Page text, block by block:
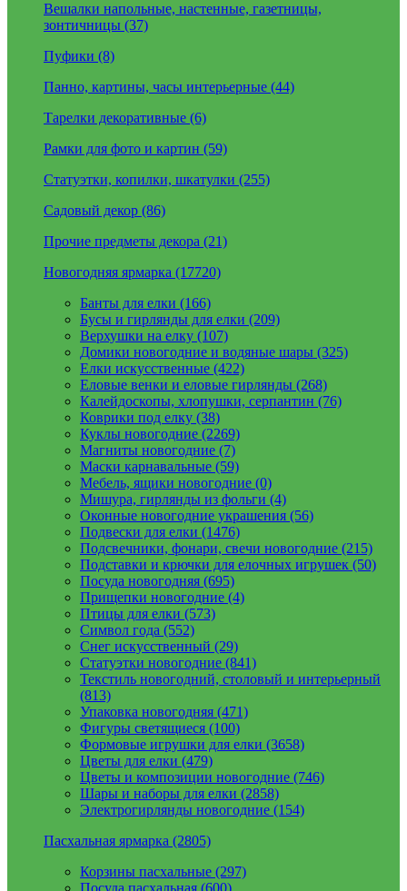
Вешалки напольные, настенные, газетницы,
зонтичницы (37)
Пуфики (8)
Панно, картины, часы интерьерные (44)
Тарелки декоративные (6)
Рамки для фото и картин (59)
Статуэтки, копилки, шкатулки (255)
Садовый декор (86)
Прочие предметы декора (21)
Новогодняя ярмарка (17720)
Банты для елки (166)
Бусы и гирлянды для елки (209)
Верхушки на елку (107)
Домики новогодние и водяные шары (325)
Елки искусственные (422)
Еловые венки и еловые гирлянды (268)
Калейдоскопы, хлопушки, серпантин (76)
Коврики под елку (38)
Куклы новогодние (2269)
Магниты новогодние (7)
Маски карнавальные (59)
Мебель, ящики новогодние (0)
Мишура, гирлянды из фольги (4)
Оконные новогодние украшения (56)
Подвески для елки (1476)
Подсвечники, фонари, свечи новогодние (215)
Подставки и крючки для елочных игрушек (50)
Посуда новогодняя (695)
Прищепки новогодние (4)
Птицы для елки (573)
Символ года (552)
Снег искусственный (29)
Статуэтки новогодние (841)
Текстиль новогодний, столовый и интерьерный
(813)
Упаковка новогодняя (471)
Фигуры светящиеся (100)
Формовые игрушки для елки (3658)
Цветы для елки (479)
Цветы и композиции новогодние (746)
Шары и наборы для елки (2858)
Электрогирлянды новогодние (154)
Пасхальная ярмарка (2805)
Корзины пасхальные (297)
Посуда пасхальная (600)